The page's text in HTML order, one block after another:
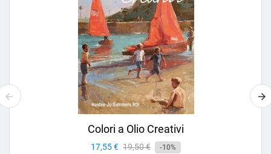
Colori a Olio Creativi
Prezzo
17,55 € Prezzo
19,50 € -10%